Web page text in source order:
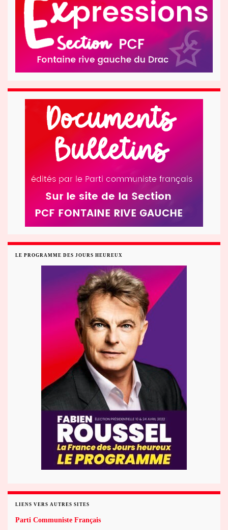
LE PROGRAMME DES JOURS HEUREUX
LIENS VERS AUTRES SITES
Parti Communiste Français